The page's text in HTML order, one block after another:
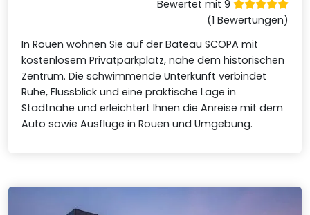
Bewertet mit 9
(1 Bewertungen)
In Rouen wohnen Sie auf der Bateau SCOPA mit
kostenlosem Privatparkplatz, nahe dem historischen
Zentrum. Die schwimmende Unterkunft verbindet
Ruhe, Flussblick und eine praktische Lage in
Stadtnähe und erleichtert Ihnen die Anreise mit dem
Auto sowie Ausflüge in Rouen und Umgebung.